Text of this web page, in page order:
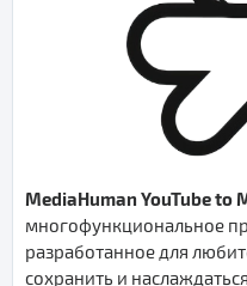
MediaHuman YouTube to
многофункциональное
разработанное для
сохранить и